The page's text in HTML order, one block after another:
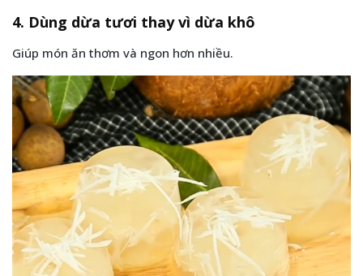
4. Dùng dừa tươi thay vì dừa khô
Giúp món ăn thơm và ngon hơn nhiều.